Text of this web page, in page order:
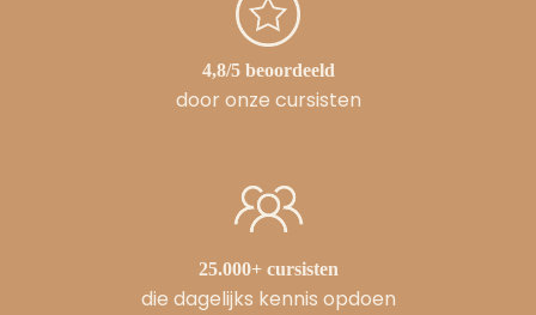
4,8/5 beoordeeld
door onze cursisten
25.000+ cursisten
die dagelijks kennis opdoen